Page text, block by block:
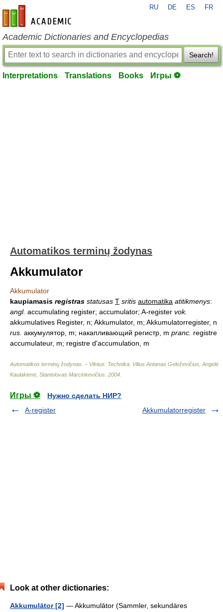
en-academic.com
RU DE ES FR
Academic Dictionaries and Encyclopedias
Search!
Interpretations Translations Books Игры ⚽
Automatikos terminų žodynas
Akkumulator
Akkumulator
kaupiamasis registras statusas T sritis automatika atitikmenys:
angl. accumulating register; accumulator; A-register vok.
akkumulatives Register, n; Akkumulator, m; Akkumulatorregister, n
rus. аккумулятор, m; накапливающий регистр, m pranc. registre
accumulateur, m; registre d'accumulation, m
Automatikos terminų žodynas. – Vilnius: Technika Vilius Antanas Geleževičius, Angelė
Kaulakienė, Stanislovas Marcinkevičius 2004
Игры ⚽
Нужно сделать НИР?
A-register
Akkumulatorregister
Look at other dictionaries:
Akkumulātor [2] — Akkumulātor (Sammler, sekundäres